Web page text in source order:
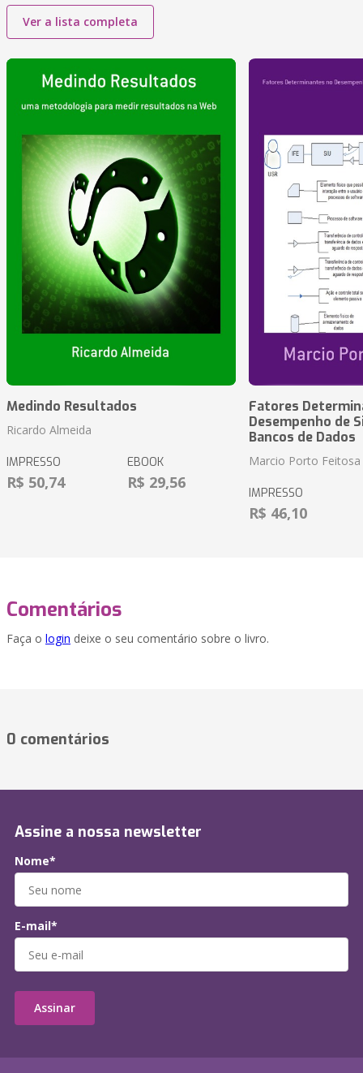
Ver a lista completa
Medindo Resultados
Ricardo Almeida
IMPRESSO
R$ 50,74
EBOOK
R$ 29,56
Fatores
Desempenho de
Bancos de Dados
Marcio Porto Feitosa
IMPRESSO
R$ 46,10
Comentários
Faça o login deixe o seu comentário sobre o livro.
0 comentários
Assine a nossa newsletter
Nome*
E-mail*
Assinar